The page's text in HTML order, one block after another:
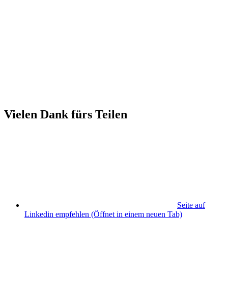
Vielen Dank fürs Teilen
Seite auf
Linkedin empfehlen (Öffnet in einem neuen Tab)